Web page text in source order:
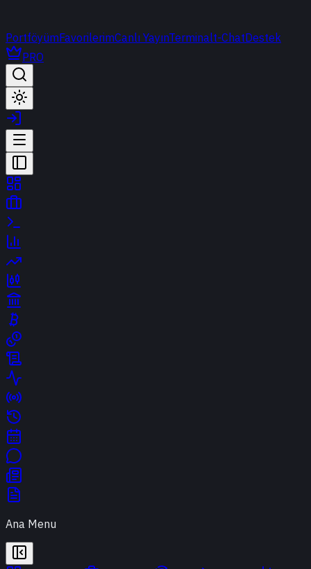
PortföyümFavorilerimCanlı YayınTerminalt-ChatDestek
PRO
Ana Menu